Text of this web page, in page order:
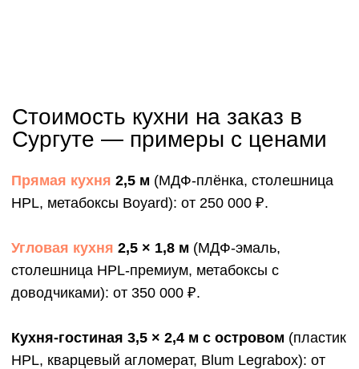
Оставьте Вашу заявку
Менеджер свяжется с Вами